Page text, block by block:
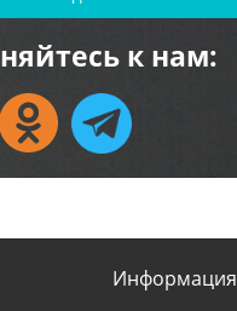
к нам:
Информация